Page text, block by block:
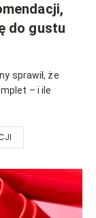
do gustu
sprawił, że
– i ile